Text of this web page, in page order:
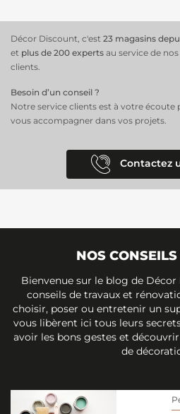
Décor Discount, c'est 23 magasins
et plus de 200 experts au service de nos
clients.
Besoin d’un conseil ?
Notre service clients est à votre écoute
vous accompagner dans vos projets.
Contactez
NOS CONSEILS
Bienvenue sur le blog de
conseils de travaux et
choisir, poser ou entretenir un
vous libèrent ici tous leurs
avoir les bons gestes et
de